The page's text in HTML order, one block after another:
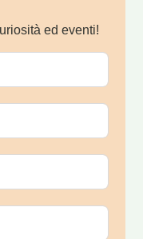
ed eventi!